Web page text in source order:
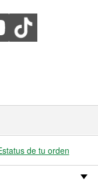
de tu orden